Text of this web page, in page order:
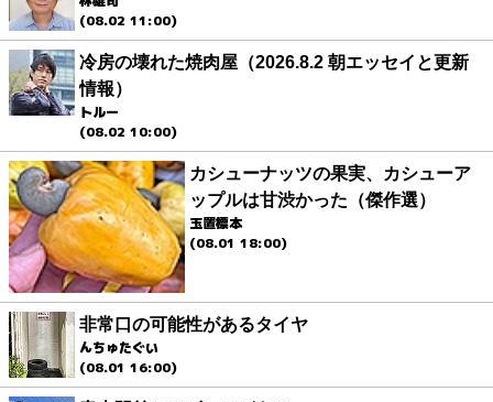
(08.02 11:00)
冷房の壊れた焼肉屋（2026.8.2 朝エッセイと更新
情報）
トルー
(08.02 10:00)
カシューナッツの果実、カシューア
ップルは甘渋かった（傑作選）
玉置標本
(08.01 18:00)
非常口の可能性があるタイヤ
んちゅたぐい
(08.01 16:00)